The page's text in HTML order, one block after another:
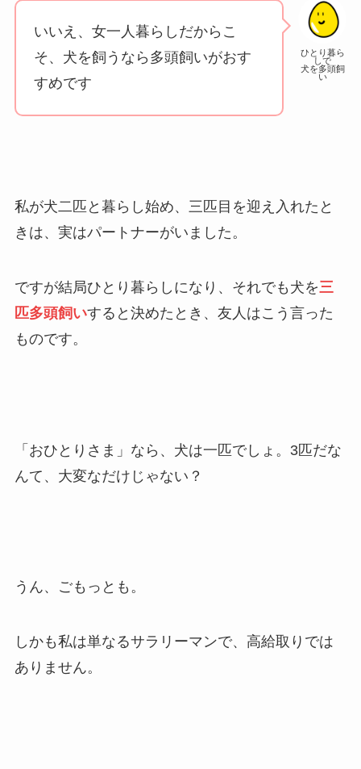
ひとり暮ら
しで
犬を多頭飼
い
いいえ、女一人暮らしだからこ
そ、犬を飼うなら多頭飼いがおす
すめです
私が犬二匹と暮らし始め、三匹目を迎え入れたと
きは、実はパートナーがいました。
ですが結局ひとり暮らしになり、それでも犬を三
匹多頭飼いすると決めたとき、友人はこう言った
ものです。
「おひとりさま」なら、犬は一匹でしょ。3匹だな
んて、大変なだけじゃない？
うん、ごもっとも。
しかも私は単なるサラリーマンで、高給取りでは
ありません。